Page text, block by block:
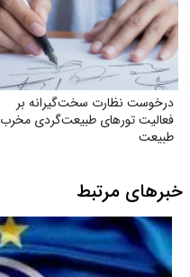
درخوست نظارت سخت‌گیرانه بر
فعالیت تورهای طبیعت‌گردی مخرب
طبیعت
خبرهای مرتبط